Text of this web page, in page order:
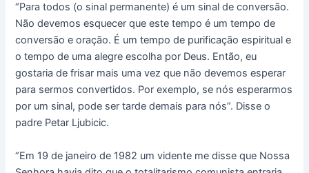
“Para todos (o sinal permanente) é um sinal de conversão.
Não devemos esquecer que este tempo é um tempo de
conversão e oração. É um tempo de purificação espiritual e
o tempo de uma alegre escolha por Deus. Então, eu
gostaria de frisar mais uma vez que não devemos esperar
para sermos convertidos. Por exemplo, se nós esperarmos
por um sinal, pode ser tarde demais para nós”. Disse o
padre Petar Ljubicic.
“Em 19 de janeiro de 1982 um vidente me disse que Nossa